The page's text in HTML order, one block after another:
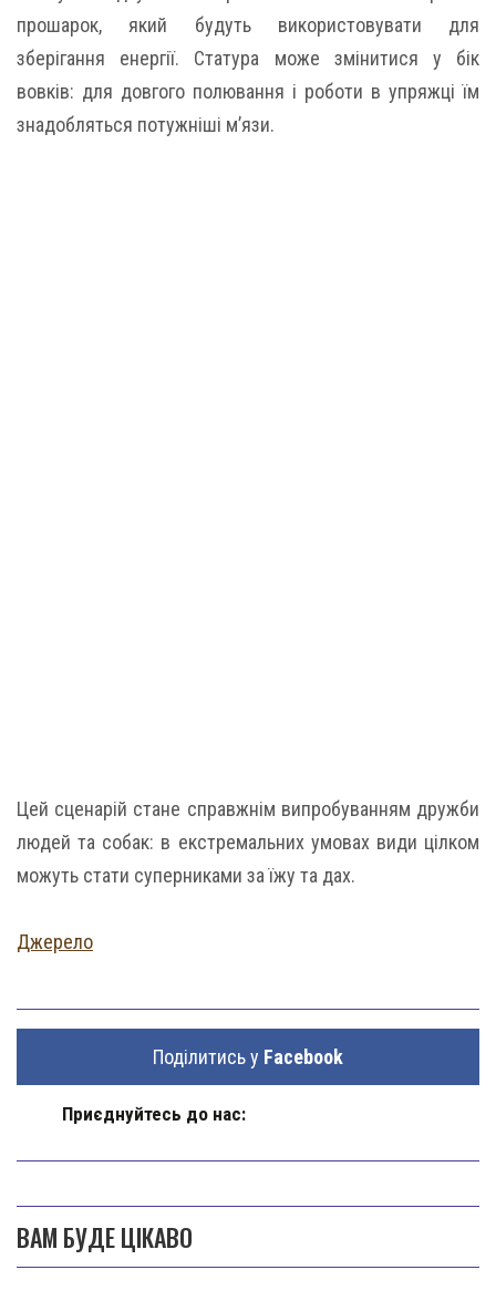
прошарок, який будуть використовувати для
зберігання енергії. Статура може змінитися у бік
вовків: для довгого полювання і роботи в упряжці їм
знадобляться потужніші м’язи.
Цей сценарій стане справжнім випробуванням дружби
людей та собак: в екстремальних умовах види цілком
можуть стати суперниками за їжу та дах.
Джерело
Поділитись у Facebook
Приєднуйтесь до нас:
ВАМ БУДЕ ЦІКАВО